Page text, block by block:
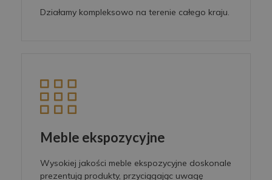
Działamy kompleksowo na terenie całego kraju.
Meble ekspozycyjne
Wysokiej jakości meble ekspozycyjne doskonale
prezentują produkty, przyciągając uwagę